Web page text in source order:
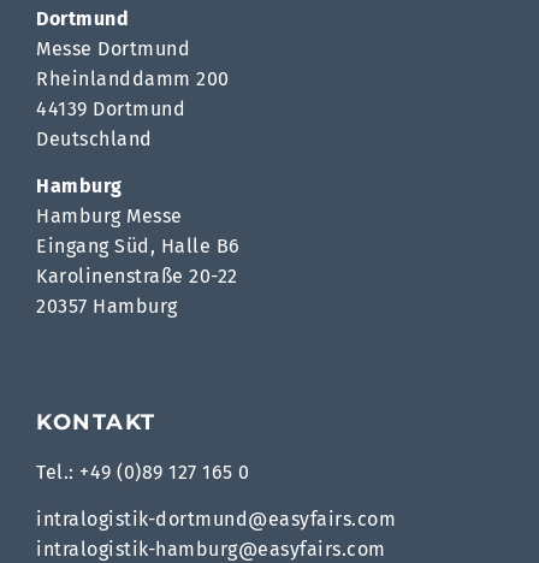
Dortmund
Messe Dortmund
Rheinlanddamm 200
44139 Dortmund
Deutschland
Hamburg
Hamburg Messe
Eingang Süd, Halle B6
Karolinenstraße 20-22
20357 Hamburg
KONTAKT
Tel.: +49 (0)89 127 165 0
intralogistik-dortmund@easyfairs.com
intralogistik-hamburg@easyfairs.com